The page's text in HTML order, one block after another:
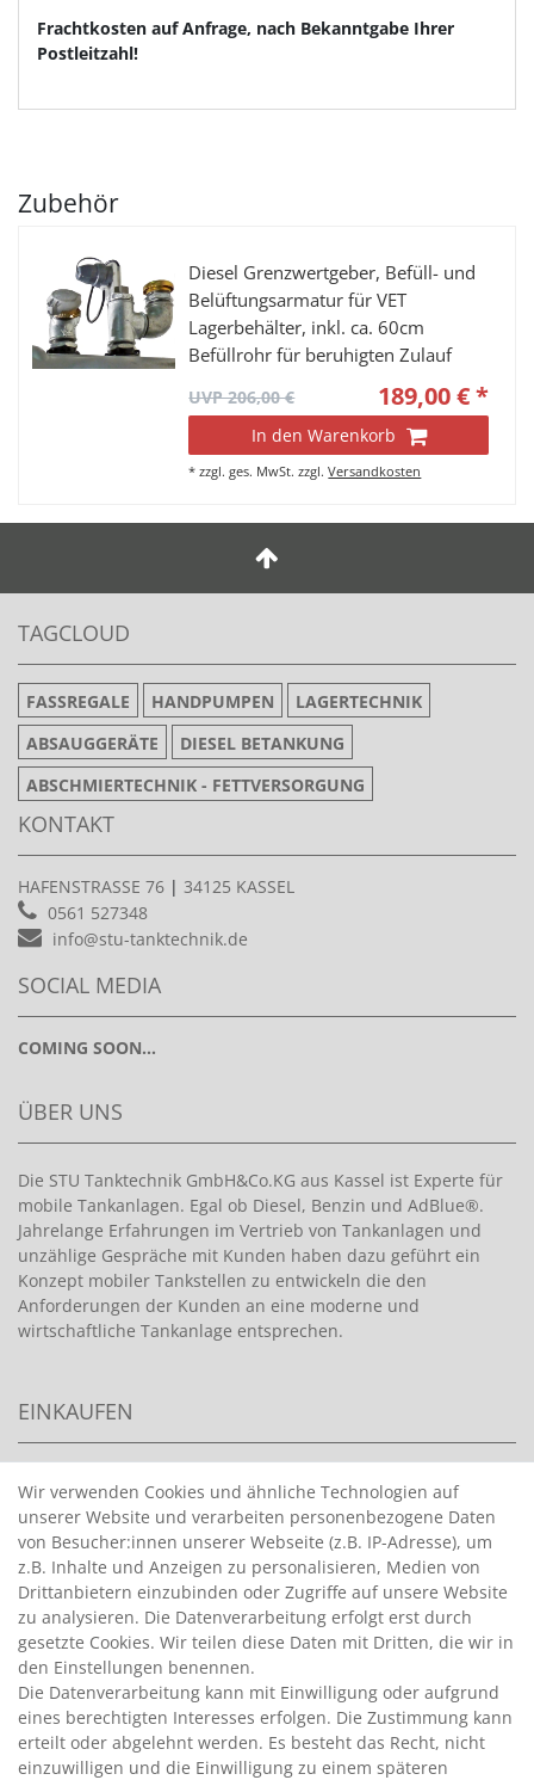
Frachtkosten auf Anfrage, nach Bekanntgabe Ihrer
Postleitzahl!
Zubehör
Diesel Grenzwertgeber, Befüll- und
Belüftungsarmatur für VET
Lagerbehälter, inkl. ca. 60cm
Befüllrohr für beruhigten Zulauf
UVP 206,00 € 189,00 € *
In den Warenkorb
*zzgl. ges. MwSt. zzgl.Versandkosten
TAGCLOUD
FASSREGALE HANDPUMPEN
LAGERTECHNIK
ABSAUGGERÄTE
DIESEL BETANKUNG
ABSCHMIERTECHNIK - FETTVERSORGUNG
KONTAKT
HAFENSTRASSE 76 | 34125 KASSEL
0561 527348
info@stu-tanktechnik.de
SOCIAL MEDIA
COMING SOON...
ÜBER UNS
Die STU Tanktechnik GmbH&Co.KG aus Kassel ist Experte für
mobile Tankanlagen. Egal ob Diesel, Benzin und AdBlue®.
Jahrelange Erfahrungen im Vertrieb von Tankanlagen und
unzählige Gespräche mit Kunden haben dazu geführt ein
Konzept mobiler Tankstellen zu entwickeln die den
Anforderungen der Kunden an eine moderne und
wirtschaftliche Tankanlage entsprechen.
EINKAUFEN
HANDPUMPEN FÜR BENZIN
>
HANDPUMPEN FÜR ÖLE
>
TANKANLAGEN
>
ADBLUE® BETANKUNG
INFORMATIONEN
>
FAQ
>
VERTRAG WIDERRUFEN
Wir verwenden Cookies und ähnliche Technologien auf
unserer Website und verarbeiten personenbezogene Daten
von Besucher:innen unserer Webseite (z.B. IP-Adresse), um
z.B. Inhalte und Anzeigen zu personalisieren, Medien von
Drittanbietern einzubinden oder Zugriffe auf unsere Website
zu analysieren. Die Datenverarbeitung erfolgt erst durch
gesetzte Cookies. Wir teilen diese Daten mit Dritten, die wir in
den Einstellungen benennen.
Die Datenverarbeitung kann mit Einwilligung oder aufgrund
eines berechtigten Interesses erfolgen. Die Zustimmung kann
erteilt oder abgelehnt werden. Es besteht das Recht, nicht
einzuwilligen und die Einwilligung zu einem späteren